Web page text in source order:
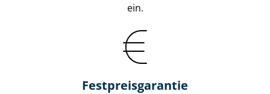
ein.
Festpreis​garantie